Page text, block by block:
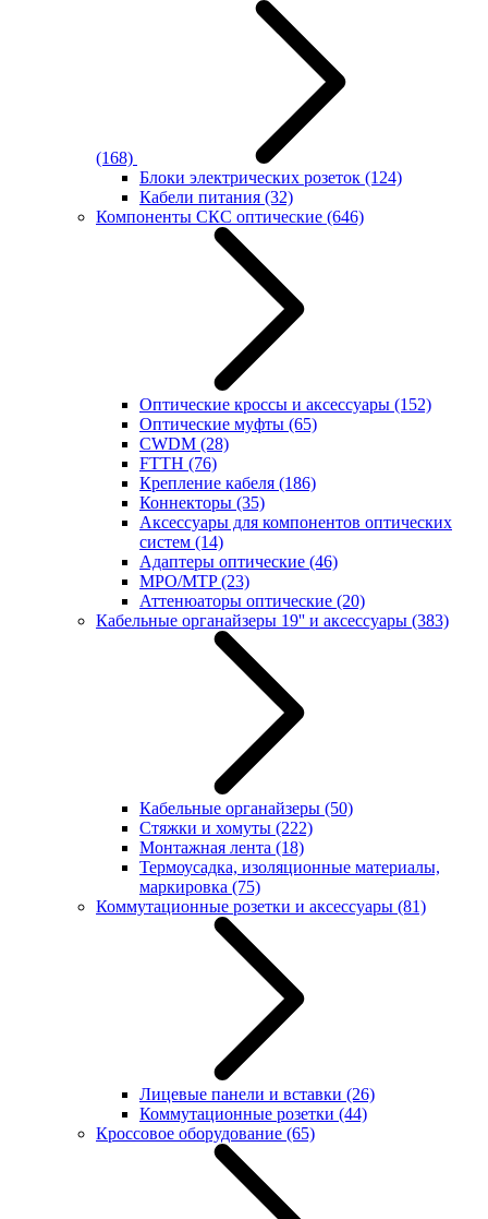
(168)
Блоки электрических розеток (124)
Кабели питания (32)
Компоненты СКС оптические (646)
Оптические кроссы и аксессуары (152)
Оптические муфты (65)
CWDM (28)
FTTH (76)
Крепление кабеля (186)
Коннекторы (35)
Аксессуары для компонентов оптических
систем (14)
Адаптеры оптические (46)
MPO/MTP(23)
Аттенюаторы оптические (20)
Кабельные органайзеры 19'' и аксессуары (383)
Кабельные органайзеры (50)
Стяжки и хомуты (222)
Монтажная лента (18)
Термоусадка, изоляционные материалы,
маркировка (75)
Коммутационные розетки и аксессуары (81)
Лицевые панели и вставки (26)
Коммутационные розетки (44)
Кроссовое оборудование (65)